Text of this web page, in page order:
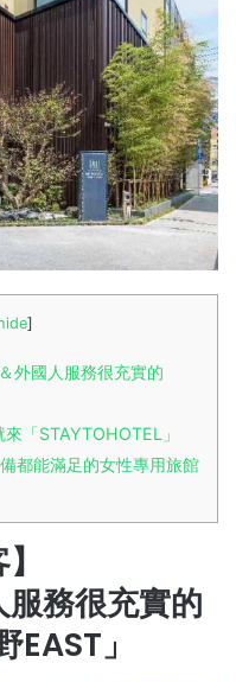
]
外國人服務很充實的
「STAYTOHOTEL」
都能滿足的女性專用旅館
務很充實的
EAST」